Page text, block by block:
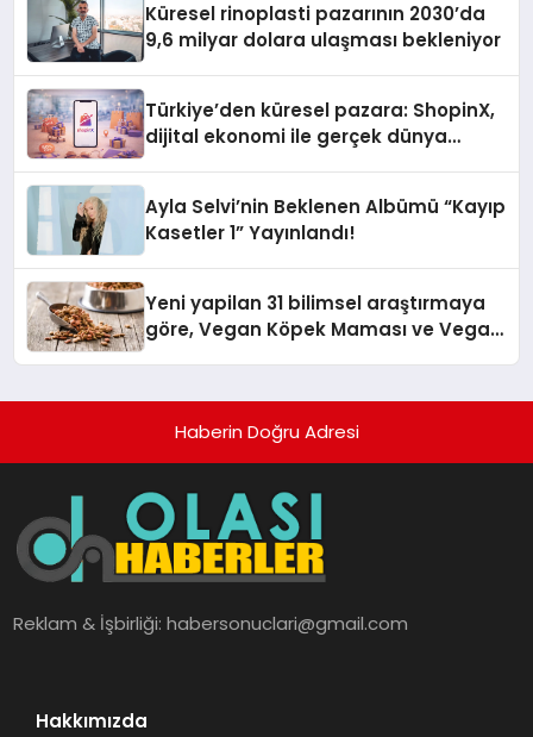
Küresel rinoplasti pazarının 2030’da
9,6 milyar dolara ulaşması bekleniyor
Türkiye’den küresel pazara: ShopinX,
dijital ekonomi ile gerçek dünya
Ayla Selvi’nin Beklenen Albümü “Kayıp
Kasetler 1” Yayınlandı!
Yeni yapilan 31 bilimsel araştırmaya
göre, Vegan Köpek Maması ve Vegan
Haberin Doğru Adresi
Reklam & İşbirliği:habersonuclari@gmail.com
Hakkımızda